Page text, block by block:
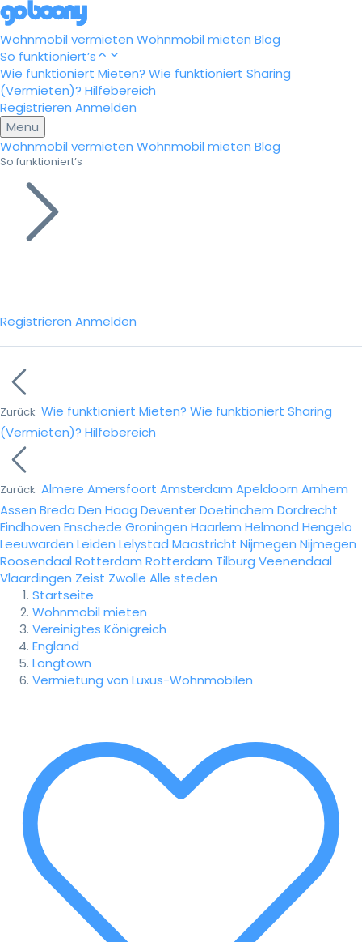
Wohnmobil vermieten Wohnmobil mieten Blog
So funktioniert’s
Wie funktioniert Mieten? Wie funktioniert Sharing
(Vermieten)? Hilfebereich
Registrieren Anmelden
Menu
Wohnmobil vermieten Wohnmobil mieten Blog
So funktioniert’s
Registrieren Anmelden
Zurück Wie funktioniert Mieten? Wie funktioniert Sharing
(Vermieten)? Hilfebereich
Zurück Almere Amersfoort Amsterdam Apeldoorn Arnhem
Assen Breda Den Haag DeventerDoetinchem Dordrecht
Eindhoven Enschede Groningen Haarlem Helmond Hengelo
Leeuwarden Leiden Lelystad Maastricht Nijmegen Nijmegen
Roosendaal Rotterdam Rotterdam Tilburg Veenendaal
Vlaardingen Zeist Zwolle Alle steden
Startseite
Wohnmobil mieten
Vereinigtes Königreich
England
Longtown
Vermietung von Luxus-Wohnmobilen